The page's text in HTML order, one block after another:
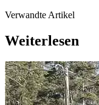
Verwandte Artikel
Weiterlesen